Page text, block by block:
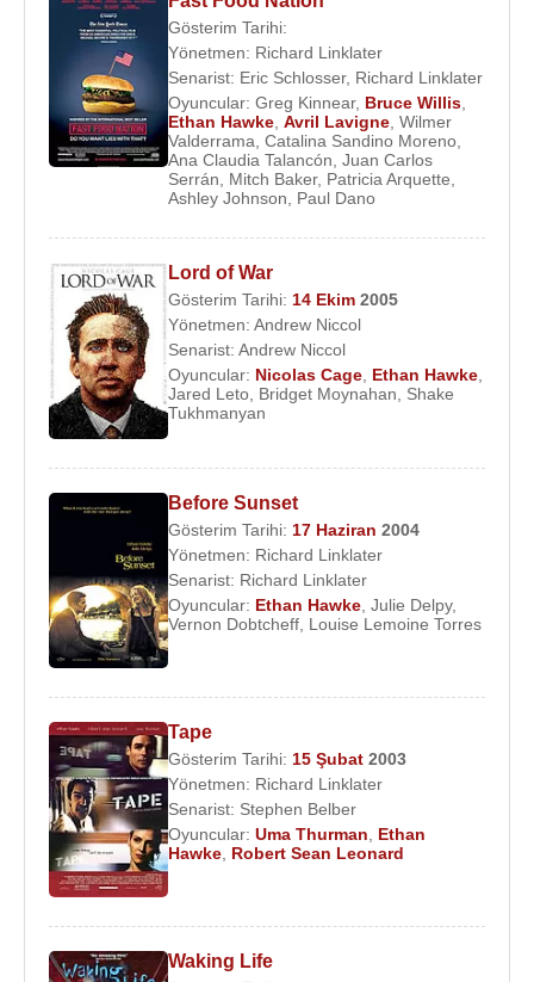
Gösterim Tarihi:
Yönetmen: Richard Linklater
Senarist: Eric Schlosser, Richard Linklater
Oyuncular: Greg Kinnear, Bruce Willis,
Ethan Hawke, Avril Lavigne, Wilmer
Valderrama, Catalina Sandino Moreno,
Ana Claudia Talancón, Juan Carlos
Serrán, Mitch Baker, Patricia Arquette,
Ashley Johnson, Paul Dano
Lord of War
Gösterim Tarihi: 14 Ekim 2005
Yönetmen: Andrew Niccol
Senarist: Andrew Niccol
Oyuncular: Nicolas Cage, Ethan Hawke,
Jared Leto, Bridget Moynahan, Shake
Tukhmanyan
Before Sunset
Gösterim Tarihi: 17 Haziran 2004
Yönetmen: Richard Linklater
Senarist: Richard Linklater
Oyuncular: Ethan Hawke Julie Delpy,
Vernon Dobtcheff Louise Lemoine Torres
Tape
Gösterim Tarihi: 15 Şubat 2003
Yönetmen: Richard Linklater
Senarist: Stephen Belber
Oyuncular: Uma Thurman
Ethan
Hawke Robert Sean Leonard
Waking Life